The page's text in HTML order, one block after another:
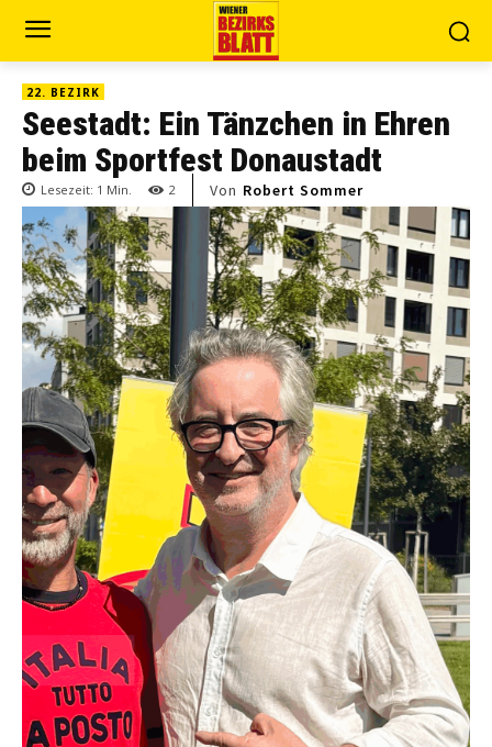
22. BEZIRK
Seestadt: Ein Tänzchen in Ehren
beim Sportfest Donaustadt
Lesezeit: 1 Min. 2 Von Robert Sommer